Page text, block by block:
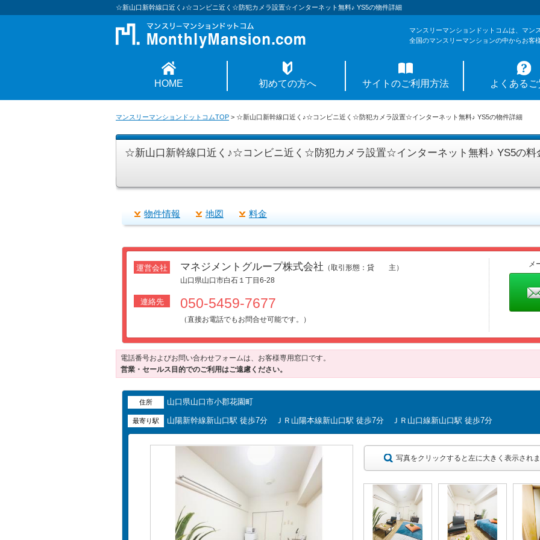
☆新山口新幹線口近く♪☆コンビニ近く☆防犯カメラ設置☆インターネット無料♪ YS5の物件詳細
マンスリーマンションドットコムは、マン
全国のマンスリーマンションの中からお客
HOME 初めての方へ サイトのご利用方法 よくある
マンスリーマンションドットコムTOP > ☆新山口新幹線口近く♪☆コンビニ近く☆防犯カメラ設置☆インターネット無料♪ YS5の物件詳細
☆新山口新幹線口近く♪☆コンビニ近く☆防犯カメラ設置☆インターネット無料♪ YS5の料
物件情報 地図 料金
運営会社 マネジメントグループ株式会社 （取引形態：貸 主）
山口県山口市白石１丁目6-28
連絡先 050-5459-7677
（直接お電話でもお問合せ可能です。）
メ
電話番号およびお問い合わせフォームは、お客様専用窓口です。
営業・セールス目的でのご利用はご遠慮ください。
住所 山口県山口市小郡花園町
最寄り駅 山陽新幹線新山口駅 徒歩7分 ＪＲ山陽本線新山口駅 徒歩7分 ＪＲ山口線新山口駅 徒歩7分
写真をクリックすると左に大きく表示され